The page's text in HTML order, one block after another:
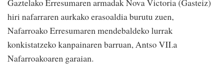
Gaztelako Erresumaren armadak Nova Victoria (Gasteiz)
hiri nafarraren aurkako erasoaldia burutu zuen,
Nafarroako Erresumaren mendebaldeko lurrak
konkistatzeko kanpainaren barruan, Antso VII.a
Nafarroakoaren garaian.